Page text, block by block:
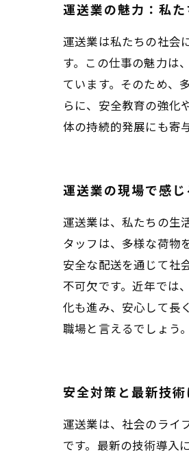
運送業の魅力：私
運送業は私たちの社会
す。この仕事の魅力は
ています。そのため、
らに、安全教育の強化
体の持続的発展にも寄
運送業の現場で感
運送業は、私たちの生
タッフは、多様な荷物
安全な配送を通じて社
不可欠です。近年では
化も進み、安心して長
職場と言えるでしょう。
安全対策と最新技
運送業は、社会のライ
です。最新の技術導入